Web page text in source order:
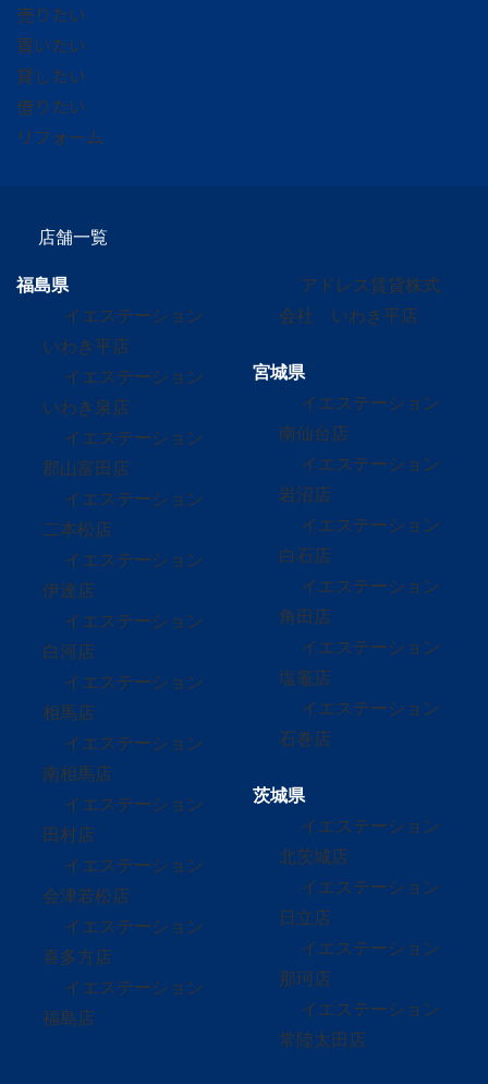
売りたい
買いたい
貸したい
借りたい
リフォーム
店舗一覧
福島県
イエステーション
いわき平店
イエステーション
いわき泉店
イエステーション
郡山富田店
イエステーション
二本松店
イエステーション
伊達店
イエステーション
白河店
イエステーション
相馬店
イエステーション
南相馬店
イエステーション
田村店
イエステーション
会津若松店
イエステーション
喜多方店
イエステーション
福島店
アドレス賃貸株式
会社 いわき平店
宮城県
イエステーション
南仙台店
イエステーション
岩沼店
イエステーション
白石店
イエステーション
角田店
イエステーション
塩竈店
イエステーション
石巻店
茨城県
イエステーション
北茨城店
イエステーション
日立店
イエステーション
那珂店
イエステーション
常陸太田店